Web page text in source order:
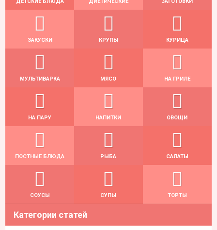
ДЕТСКИЕ БЛЮДА ДИЕТИЧЕСКИЕ ЗАГОТОВКИ
ЗАКУСКИ КРУПЫ КУРИЦА
МУЛЬТИВАРКА МЯСО НА ГРИЛЕ
НА ПАРУ НАПИТКИ ОВОЩИ
ПОСТНЫЕ БЛЮДА РЫБА САЛАТЫ
СОУСЫ СУПЫ ТОРТЫ
Категории статей